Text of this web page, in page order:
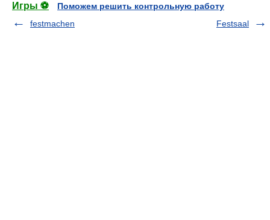
Игры ⚽
Поможем решить контрольную работу
festmachen
Festsaal